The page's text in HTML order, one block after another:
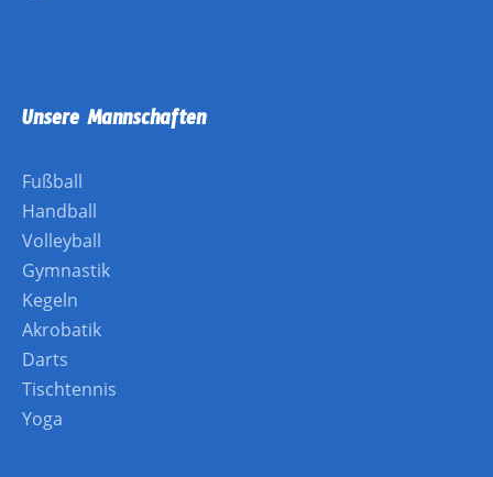
Unsere Mannschaften
Fußball
Handball
Volleyball
Gymnastik
Kegeln
Akrobatik
Darts
Tischtennis
Yoga